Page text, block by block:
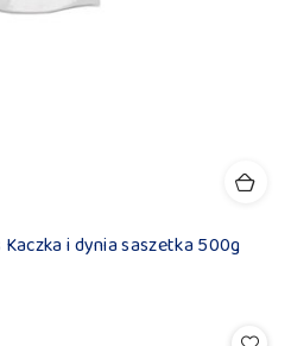
i dynia saszetka 500g